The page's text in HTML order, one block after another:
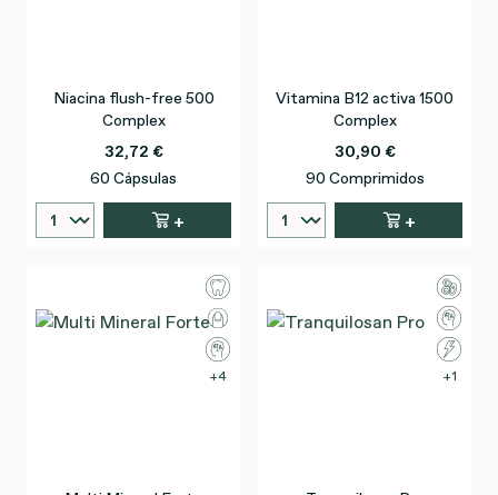
Niacina flush-free 500
Complex
32,72 €
60 Cápsulas
+
Vitamina B12 activa 1500
Complex
30,90 €
90 Comprimidos
+
4 1